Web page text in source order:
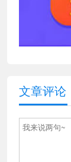
文章评论